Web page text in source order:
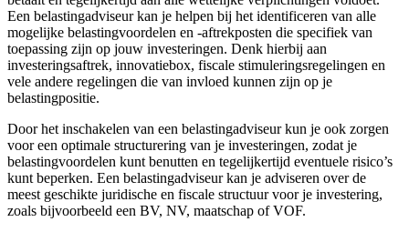
Een belastingadviseur kan je helpen bij het identificeren van alle
mogelijke belastingvoordelen en -aftrekposten die specifiek van
toepassing zijn op jouw investeringen. Denk hierbij aan
investeringsaftrek, innovatiebox, fiscale stimuleringsregelingen en
vele andere regelingen die van invloed kunnen zijn op je
belastingpositie.
Door het inschakelen van een belastingadviseur kun je ook zorgen
voor een optimale structurering van je investeringen, zodat je
belastingvoordelen kunt benutten en tegelijkertijd eventuele risico’s
kunt beperken. Een belastingadviseur kan je adviseren over de
meest geschikte juridische en fiscale structuur voor je investering,
zoals bijvoorbeeld een BV, NV, maatschap of VOF.